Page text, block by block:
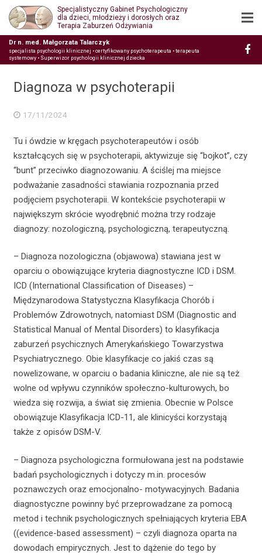
Specjalistyczny Gabinet Psychologiczny
dla dzieci, młodzieży i dorosłych oraz
Terapia Zaburzeń Odżywiania
Dr n. med. Małgorzata Talarczyk
specjalista psychologii klinicznej • certyfikowany psychoterapeuta • terapeuta
systemowy • Superwizor psychologii klinicznej dziecka
Diagnoza w psychoterapii
17/11/2024
Tu i ówdzie w kręgach psychoterapeutów i osób
kształcących się w psychoterapii, aktywizuje się “bojkot”, czy
“bunt” przeciwko diagnozowaniu. A ściślej ma miejsce
podważanie zasadności stawiania rozpoznania przed
podjęciem psychoterapii. W kontekście psychoterapii w
największym skrócie wyodrębnić można trzy rodzaje
diagnozy: nozologiczną, psychologiczną, terapeutyczną.
– Diagnoza nozologiczna (objawowa) stawiana jest w
oparciu o obowiązujące kryteria diagnostyczne ICD i DSM.
ICD (International Classification of Diseases) –
Międzynarodowa Statystyczna Klasyfikacja Chorób i
Problemów Zdrowotnych, natomiast DSM (Diagnostic and
Statistical Manual of Mental Disorders) to klasyfikacja
zaburzeń psychicznych Amerykańskiego Towarzystwa
Psychiatrycznego. Obie klasyfikacje co jakiś czas są
nowelizowane, w oparciu o badania kliniczne, ale nie są też
wolne od wpływu czynników społeczno-kulturowych, bo
wiedza się rozwija, a świat się zmienia. Obecnie w Polsce
obowiązuje Klasyfikacja ICD-11, ale klinicyści korzystają
także z opisów DSM-V.
– Diagnoza psychologiczna formułowana jest na podstawie
badań psychologicznych i dotyczy m.in. procesów
poznawczych oraz emocjonalno- motywacyjnych. Badania
diagnostyczne powinny być przeprowadzane za pomocą
metod i technik psychologicznych spełniających kryteria EBA
((evidence-based assessment) – czyli diagnoza oparta na
dowodach empirycznych. Jest to dążenie do tego by